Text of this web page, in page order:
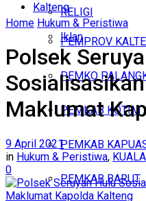
RELIGI
Iklan
Sabtu, Agustus 8, 2026
Kalteng
PEMPROV
PEMKO
PEMKAB KOTIM
PEMKAB
PEMKAB BARUT
Home Hukum & Peristiwa
Polsek
Maklumat
9 April 2021
in Hukum & Peristiwa,
0